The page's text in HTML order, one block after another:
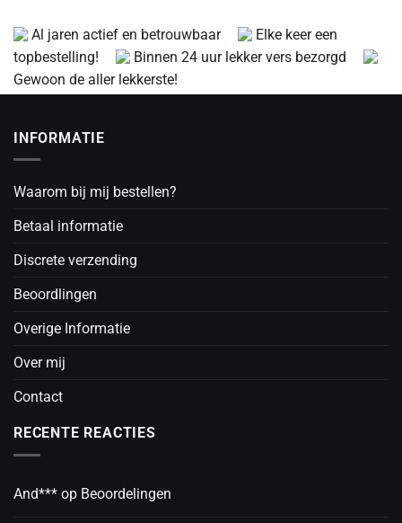
Al jaren actief en betrouwbaar
Elke keer een
topbestelling!
Binnen 24 uur lekker vers bezorgd
Gewoon de aller lekkerste!
INFORMATIE
Waarom bij mij bestellen?
Betaal informatie
Discrete verzending
Beoordlingen
Overige Informatie
Over mij
Contact
RECENTE REACTIES
And*** op Beoordelingen